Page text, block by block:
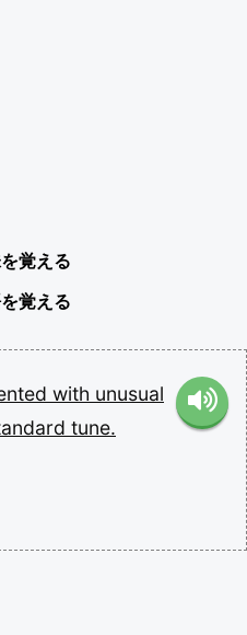
覚える
覚える
with unusual
tune.